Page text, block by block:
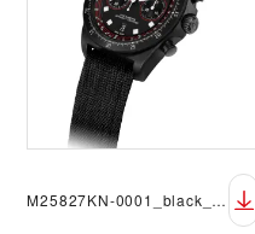
M25827KN-0001_black_fabric_black_DET_sRGB